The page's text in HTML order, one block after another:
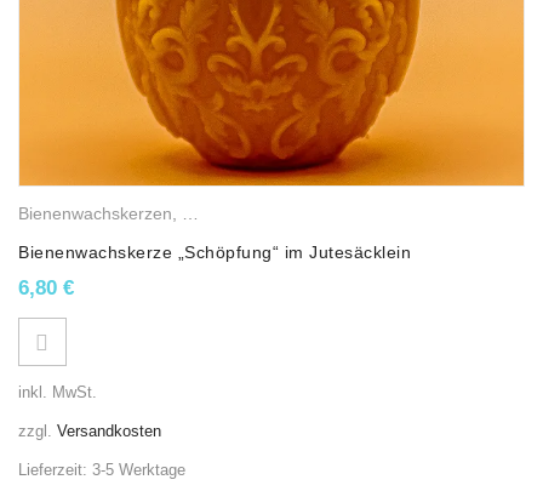
Bienenwachskerzen, Religiöse Wachslichter
Bienenwachskerze „Schöpfung“ im Jutesäcklein
6,80 €
inkl. MwSt.
zzgl. Versandkosten
Lieferzeit: 3-5 Werktage